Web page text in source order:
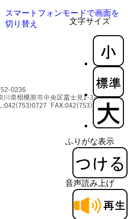
文字サイズ
ふりがな表示
音声読み上げ
スマートフォンモードで画面を
切り替え